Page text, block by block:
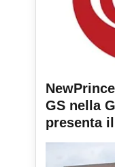
GS nella
presenta